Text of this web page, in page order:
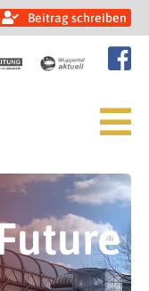
Beitrag schreiben